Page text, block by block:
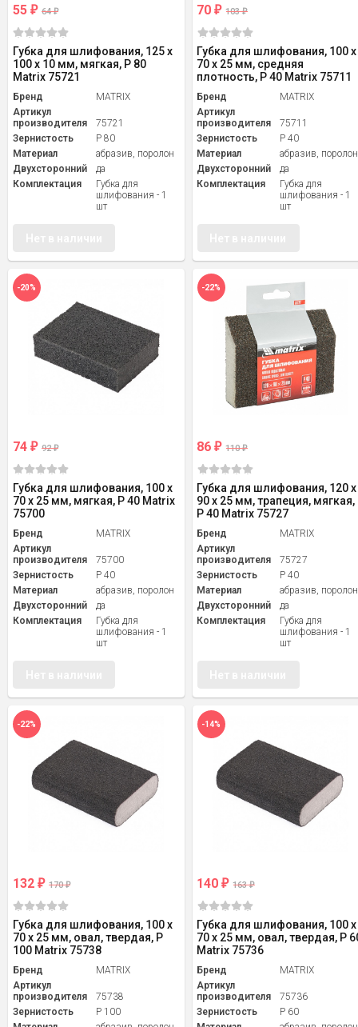
55 ₽ 64₽
Губка для шлифования, 125 х
100 х 10 мм, мягкая, P 80
Matrix 75721
Бренд
MATRIX
Артикул
производителя
75721
Зернистость
P 80
Материал
абразив, поролон
Двухсторонний
да
Комплектация
Губка для
шлифования - 1
шт
70₽ 103₽
Губка для шлифования, 100 х
70 х 25 мм, средняя
плотность, P 40 Matrix 75711
Бренд
MATRIX
Артикул
производителя
75711
Зернистость
P 40
Материал
абразив, поролон
Двухсторонний
да
Комплектация
Губка для
шлифования - 1
шт
-20%
74 ₽ 92₽
Губка для шлифования, 100 х
70 х 25 мм, мягкая, P 40 Matrix
75700
Бренд
MATRIX
Артикул
производителя
75700
Зернистость
P 40
Материал
абразив, поролон
Двухсторонний
да
Комплектация
Губка для
шлифования - 1
шт
-22%
86₽ 110₽
Губка для шлифования, 120 х
90 х 25 мм, трапеция, мягкая,
P 40 Matrix 75727
Бренд
MATRIX
Артикул
производителя
75727
Зернистость
P 40
Материал
абразив, поролон
Двухсторонний
да
Комплектация
Губка для
шлифования - 1
шт
-22%
132 ₽ 170₽
Губка для шлифования, 100 х
70 х 25 мм, овал, твердая, P
100 Matrix 75738
Бренд
MATRIX
Артикул
производителя
75738
Зернистость
P 100
-14%
140₽ 163₽
Губка для шлифования, 100 х
70 х 25 мм, овал, твердая, P
Matrix 75736
Бренд
MATRIX
Артикул
производителя
75736
Зернистость
P 60